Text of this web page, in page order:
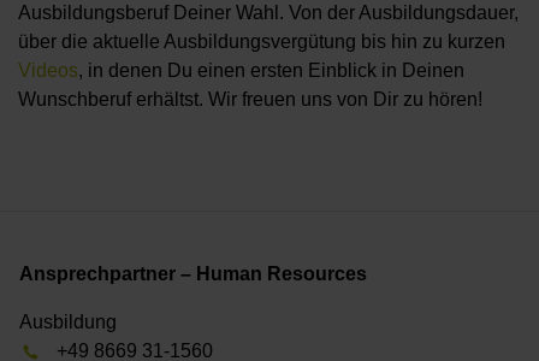
Ausbildungsberuf Deiner Wahl. Von der Ausbildungsdauer,
über die aktuelle Ausbildungsvergütung bis hin zu kurzen
Videos, in denen Du einen ersten Einblick in Deinen
Wunschberuf erhältst. Wir freuen uns von Dir zu hören!
Ansprechpartner – Human Resources
Ausbildung
+49 8669 31-1560